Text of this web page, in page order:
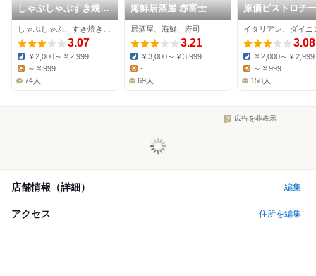
しゃぶしゃぶすき焼ど
ん亭 江坂店
3.07
Dinner:
￥2,000～￥2,999
Lunch:
～￥999
74人
海鮮居酒屋 赤富士
居酒屋、海鮮、寿司
3.21
Dinner:
￥3,000～￥3,999
Lunch:
-
69人
原価ビストロチ
ラス 江坂
3.08
Dinner:
￥2,000～￥2,999
～￥999
158人
広告を非表示
店舗情報（詳細） 編集
アクセス 住所を編集